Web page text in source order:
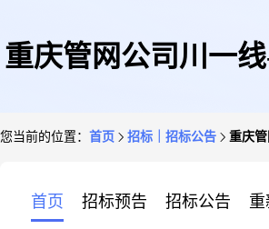
重庆管网公司川一
您当前的位置： 首页 招标｜招标公告 重庆
首页 招标预告 招标公告